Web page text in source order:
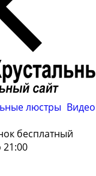
люстры
бесплатный
21:00